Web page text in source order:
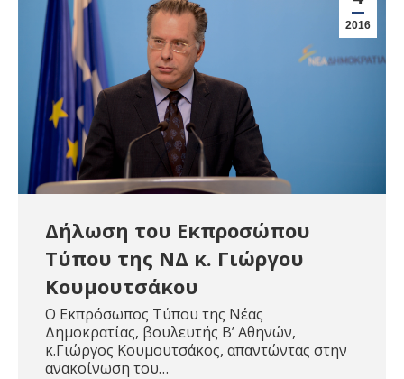
2016
Δήλωση του Εκπροσώπου
Τύπου της ΝΔ κ. Γιώργου
Κουμουτσάκου
Ο Εκπρόσωπος Τύπου της Νέας
Δημοκρατίας, βουλευτής Β’ Αθηνών,
κ.Γιώργος Κουμουτσάκος, απαντώντας στην
ανακοίνωση του…